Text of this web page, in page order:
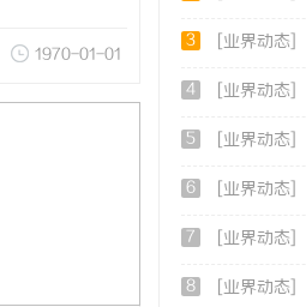
1970-01-01
3 [业界动态]
4 [业界动态]
5 [业界动态]
6 [业界动态]
7 [业界动态]
8 [业界动态]